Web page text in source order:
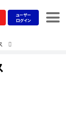
ユーザー
ログイン